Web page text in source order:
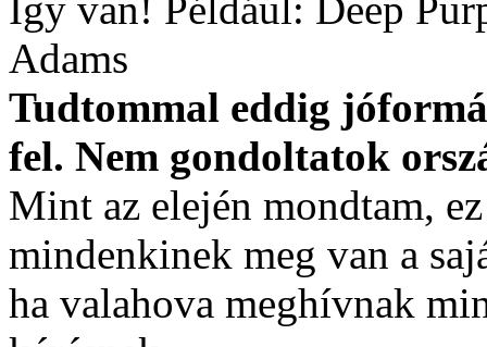
Adams
Tudtommal eddig
fel. Nem gondoltatok
Mint az elején mondtam,
mindenkinek meg van a
ha valahova meghívnak